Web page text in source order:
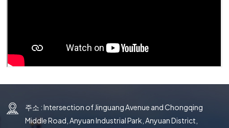
주소 : Intersection of Jinguang Avenue and Chongqing
Middle Road, Anyuan Industrial Park, Anyuan District,